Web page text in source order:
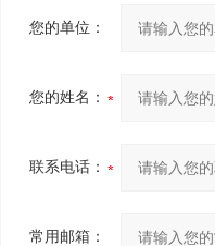
您的单位：
您的姓名：
联系电话：
常用邮箱：